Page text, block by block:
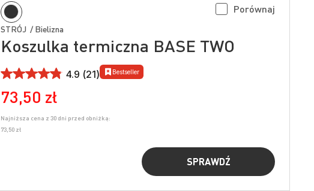
STRÓJ / Bielizna
Koszulka termiczna BASE TWO
4.9 (21) Bestseller
Porównaj
73,50 zł
Najniższa cena z 30 dni przed obniżką:
73,50 zł
SPRAWDŹ